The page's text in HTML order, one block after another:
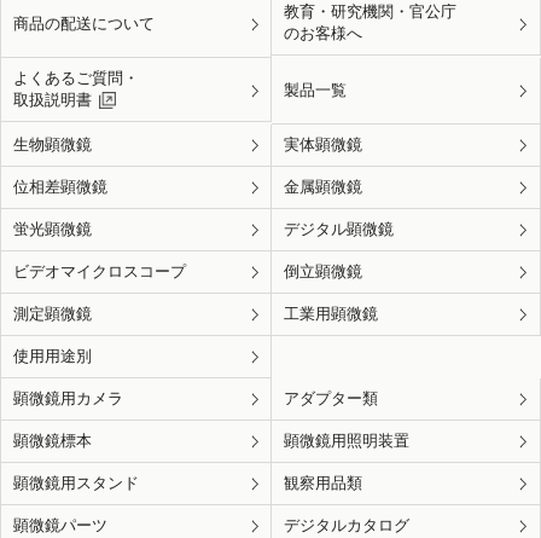
商品の配送について
教育・研究機関・官公庁
のお客様へ
よくあるご質問・
取扱説明書
製品一覧
生物顕微鏡 実体顕微鏡
位相差顕微鏡 金属顕微鏡
蛍光顕微鏡 デジタル顕微鏡
ビデオマイクロスコープ 倒立顕微鏡
測定顕微鏡 工業用顕微鏡
使用用途別
顕微鏡用カメラ アダプター類
顕微鏡標本 顕微鏡用照明装置
顕微鏡用スタンド 観察用品類
顕微鏡パーツ デジタルカタログ